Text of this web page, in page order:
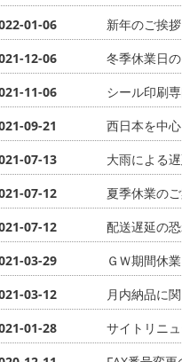
01-06
新年のご挨拶
12-06
冬季休業日
11-06
シール印刷
09-21
西日本を中
07-13
大雨による
07-12
夏季休業の
07-12
配送遅延の
03-29
ＧＷ期間休
03-12
月内納品に
01-28
サイトリニ